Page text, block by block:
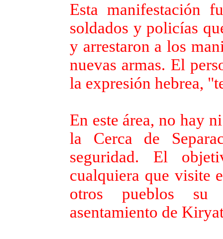
Esta manifestación
soldados y policías
y arrestaron a los
nuevas armas. El
la expresión hebrea,
En este área, no hay
la Cerca de
seguridad. El
cualquiera que visite
otros pueblos su
asentamiento de